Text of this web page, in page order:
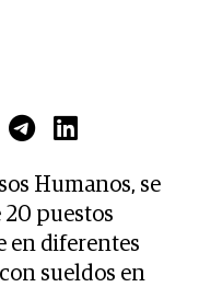
Humanos, se
20 puestos
en diferentes
sueldos en